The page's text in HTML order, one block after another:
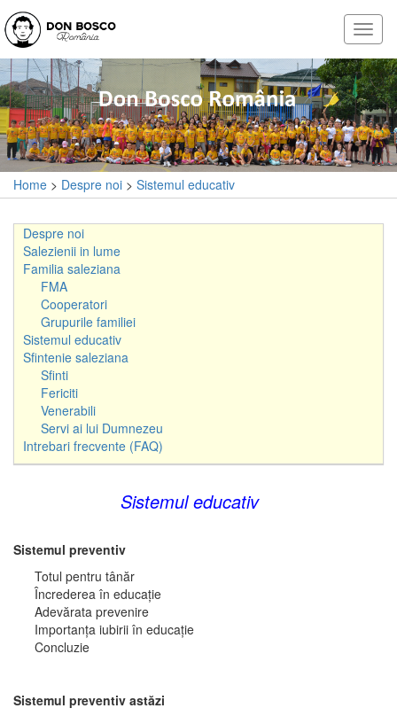
Home > Despre noi > Sistemul educativ
Despre noi
Salezienii in lume
Familia saleziana
FMA
Cooperatori
Grupurile familiei
Sistemul educativ
Sfintenie saleziana
Sfinti
Fericiti
Venerabili
Servi ai lui Dumnezeu
Intrebari frecvente (FAQ)
Sistemul educativ
Sistemul preventiv
Totul pentru tânăr
Încrederea în educaţie
Adevărata prevenire
Importanţa iubirii în educaţie
Concluzie
Sistemul preventiv astăzi